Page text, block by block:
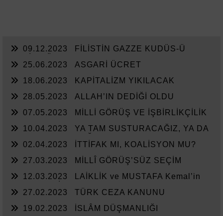
09.12.2023
FİLİSTİN GAZZE KUDÜS-Ü
25.06.2023
ASGARİ ÜCRET
18.06.2023
KAPİTALİZM YIKILACAK
28.05.2023
ALLAH’IN DEDİĞİ OLDU
07.05.2023
MİLLİ GÖRÜŞ VE İŞBİRLİKÇİLİK
10.04.2023
YA TAM SUSTURACAĞIZ, YA DA
02.04.2023
İTTİFAK MI, KOALİSYON MU?
27.03.2023
MİLLÎ GÖRÜŞ’SÜZ SEÇİM
12.03.2023
LAİKLİK ve MUSTAFA Kemal’in
27.02.2023
TÜRK CEZA KANUNU
19.02.2023
İSLÂM DÜŞMANLIĞI